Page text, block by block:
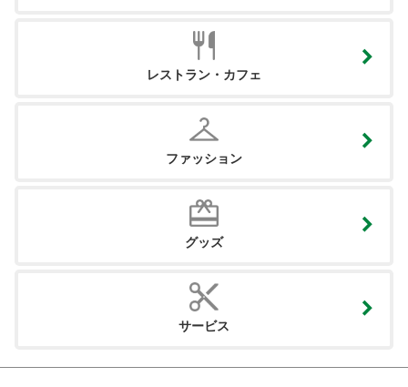
レストラン・カフェ
ファッション
グッズ
サービス